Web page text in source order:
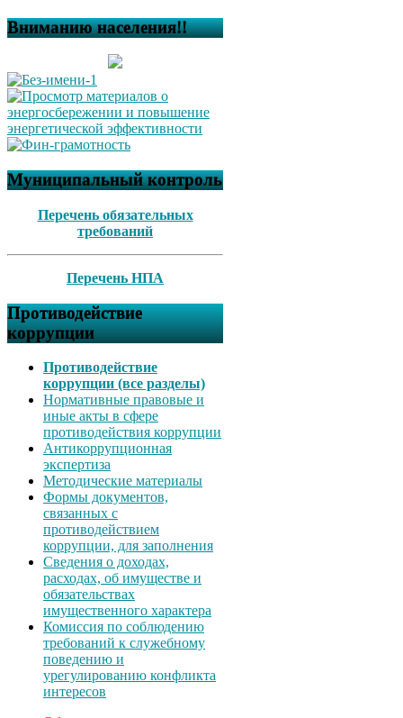
Вниманию населения!!
Муниципальный контроль
Перечень обязательных
требований
Перечень НПА
Противодействие
коррупции
Противодействие
коррупции (все разделы)
Нормативные правовые и
иные акты в сфере
противодействия коррупции
Антикоррупционная
экспертиза
Методические материалы
Формы документов,
связанных с
противодействием
коррупции, для заполнения
Сведения о доходах,
расходах, об имуществе и
обязательствах
имущественного характера
Комиссия по соблюдению
требований к служебному
поведению и
урегулированию конфликта
интересов